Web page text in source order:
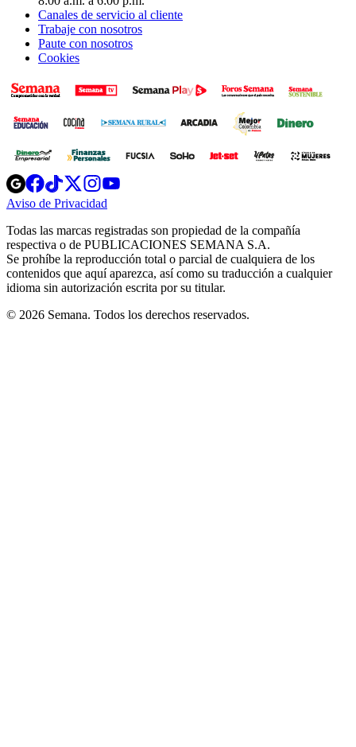
Canales de servicio al cliente
Trabaje con nosotros
Paute con nosotros
Cookies
Opens
in
new
Opens
in
new
Opens
in
new
window
Opens
new
windowwindow
Aviso de Privacidad
new
window
Todas las marcas registradas son propiedad de la compañía
respectiva o de PUBLICACIONES SEMANA S.A.
Se prohíbe la reproducción total o parcial de cualquiera de los
contenidos que aquí aparezca, así como su traducción a cualquier
idioma sin autorización escrita por su titular.
© 2026 Semana. Todos los derechos reservados.